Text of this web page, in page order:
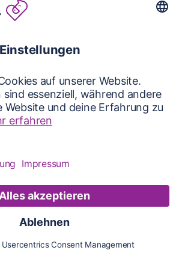
Updates Konto
Karte